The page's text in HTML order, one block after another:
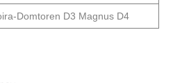
Domtoren D3 Magnus D4